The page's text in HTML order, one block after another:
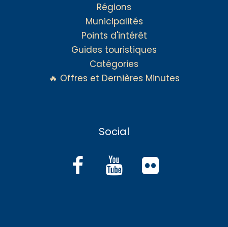
Régions
Municipalités
Points d'intérêt
Guides touristiques
Catégories
🔥 Offres et Dernières Minutes
Social